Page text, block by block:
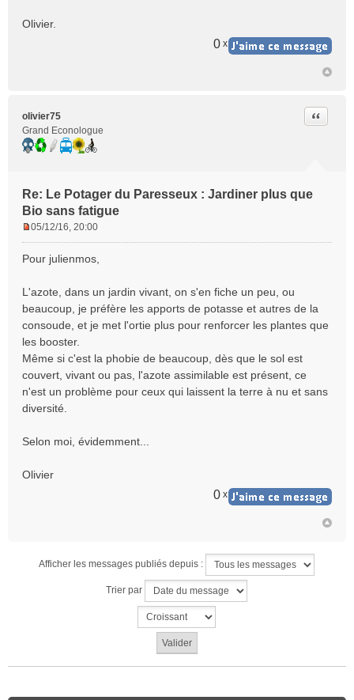
Olivier.
0 x
olivier75
Grand Econologue
Re: Le Potager du Paresseux : Jardiner plus que
Bio sans fatigue
Citer
s
a
g
e
n
l
u
05/12/16, 20:00
Pour julienmos,
L'azote, dans un jardin vivant, on s'en fiche un peu, ou
beaucoup, je préfère les apports de potasse et autres de la
consoude, et je met l'ortie plus pour renforcer les plantes que
les booster.
Même si c'est la phobie de beaucoup, dès que le sol est
couvert, vivant ou pas, l'azote assimilable est présent, ce
n'est un problème pour ceux qui laissent la terre à nu et sans
diversité.
Selon moi, évidemment...
Olivier
0 x
Afficher les messages publiés depuis :
Trier par